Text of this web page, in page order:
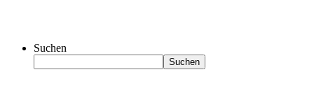
Suchen
Suchen